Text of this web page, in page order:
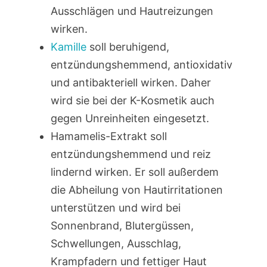
Ausschlägen und Hautreizungen
wirken.
Kamillesoll beruhigend,
entzündungshemmend, antioxidativ
und antibakteriell wirken. Daher
wird sie bei der K-Kosmetik auch
gegen Unreinheiten eingesetzt.
Hamamelis-Extrakt soll
entzündungshemmend und reiz
lindernd wirken. Er soll außerdem
die Abheilung von Hautirritationen
unterstützen und wird bei
Sonnenbrand, Blutergüssen,
Schwellungen, Ausschlag,
Krampfadern und fettiger Haut